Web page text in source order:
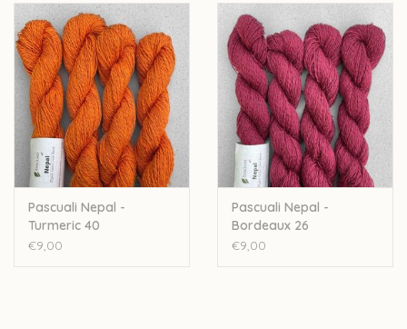
60% katoen - 40% linnen
50gr-180m
Nld: 3-4mm
Stekenverhouding: 28steken-36rijen
Voor een trui in maat small-medium heb je ongeveer 7
strengen nodig
Wassen op 30 graden
Let op: de kleur op beeld kan afwijken van de werkelijke kleur.
Pascuali Nepal -
Turmeric 40
€9,00
Pascuali Nepal -
Bordeaux 26
€9,00